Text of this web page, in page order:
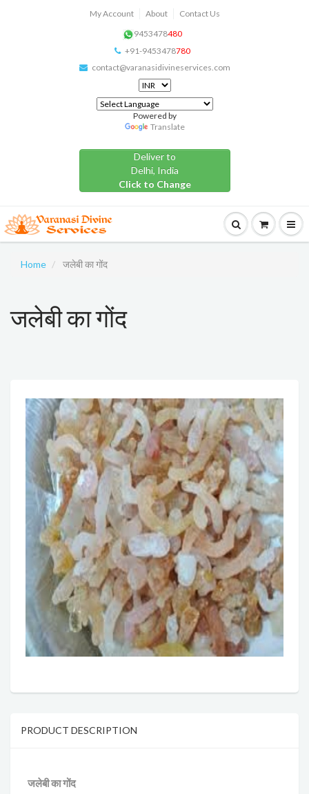
My Account About
Contact Us
9453478480
+91-9453478780
contact@varanasidivineservices.com
Powered by
Translate
Deliver to
Delhi, India
Click to Change
Home जलेबी का गोंद
जलेबी का गोंद
PRODUCT DESCRIPTION
जलेबी का गोंद